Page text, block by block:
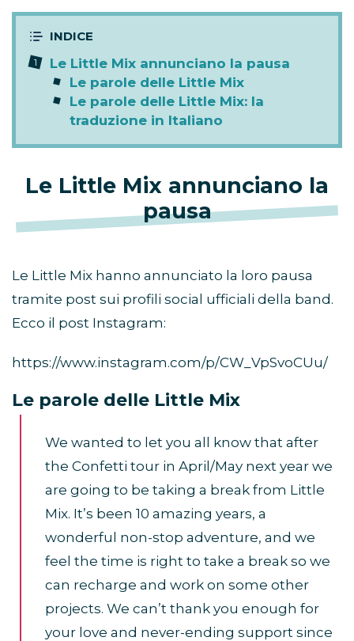
Le Little Mix annunciano la pausa
Le parole delle Little Mix
Le parole delle Little Mix: la
traduzione in Italiano
Le Little Mix annunciano la
pausa
Le Little Mix hanno annunciato la loro pausa
tramite post sui profili social ufficiali della band.
Ecco il post Instagram:
https://www.instagram.com/p/CW_VpSvoCUu/
Le parole delle Little Mix
We wanted to let you all know that after
the Confetti tour in April/May next year we
are going to be taking a break from Little
Mix. It’s been 10 amazing years, a
wonderful non-stop adventure, and we
feel the time is right to take a break so we
can recharge and work on some other
projects. We can’t thank you enough for
your love and never-ending support since